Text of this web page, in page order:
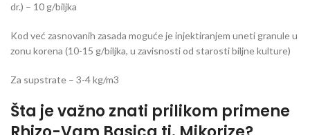
dr.) – 10 g/biljka
Kod već zasnovanih zasada moguće je injektiranjem uneti granule u
zonu korena (10-15 g/biljka, u zavisnosti od starosti biljne kulture)
Za supstrate – 3-4 kg/m3
Šta je važno znati prilikom primene